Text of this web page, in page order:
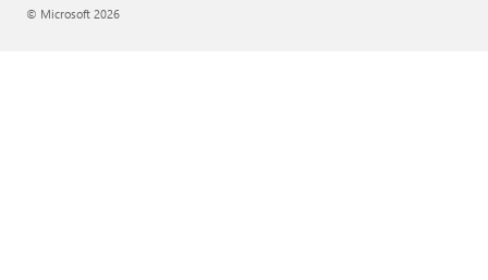
© Microsoft 2026